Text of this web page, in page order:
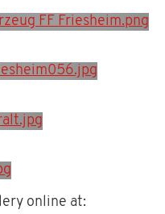
online at: